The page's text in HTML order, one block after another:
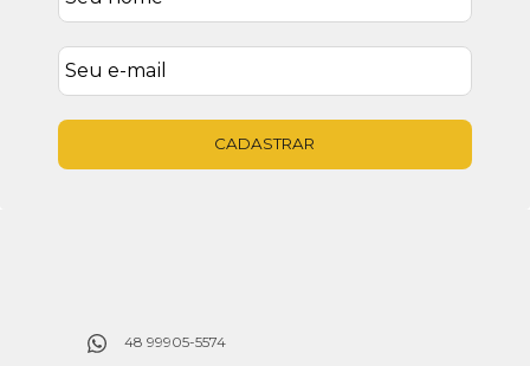
CADASTRAR
48 99905-5574